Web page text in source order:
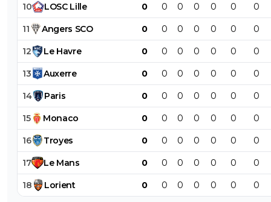
10 LOSC Lille 0 0 0 0 0 0 0
11 Angers SCO 0 0 0 0 0 0 0
12 Le Havre 0 0 0 0 0 0 0
13 Auxerre 0 0 0 0 0 0 0
14 Paris 0 0 0 0 0 0 0
15 Monaco 0 0 0 0 0 0 0
16 Troyes 0 0 0 0 0 0 0
17 Le Mans 0 0 0 0 0 0 0
18 Lorient 0 0 0 0 0 0 0